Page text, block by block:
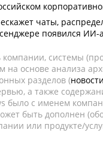
чаты,
появился ИИ-
системы
на основе анализа
разделов (новости
а также
было с именем
быть дополнен
или продукте/